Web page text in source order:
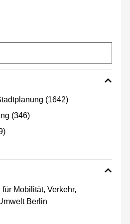
(1642)
(346)
Mobilität, Verkehr,
Berlin